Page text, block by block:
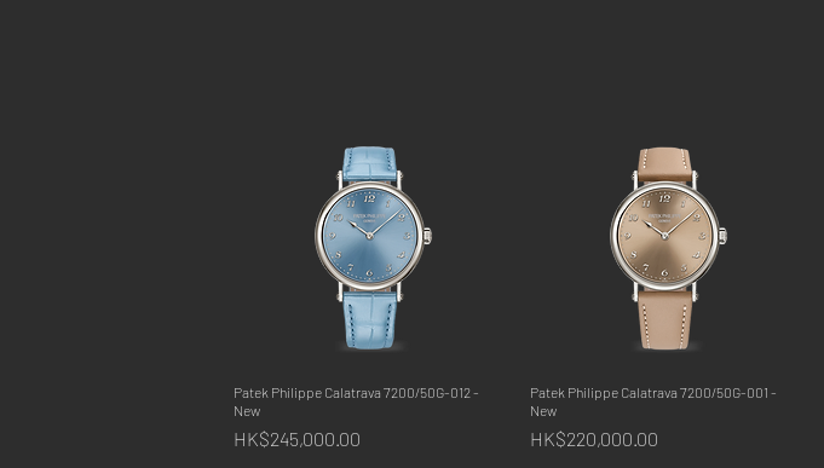
快速瀏覽
Patek Philippe Calatrava 7200/50G-012 -
New
價格
HK$245,000.00
快速瀏覽
Patek Philippe Calatrava 7200/50G-001 -
New
價格
HK$220,000.00